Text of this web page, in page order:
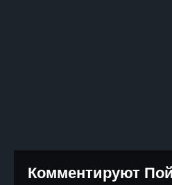
Комментируют